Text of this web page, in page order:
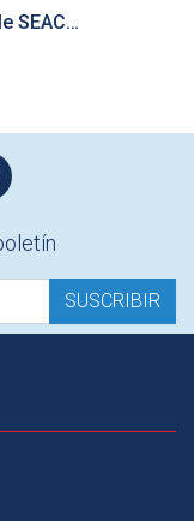
Volante de acero inoxidable SEACHOICE
SUSCRIBIR